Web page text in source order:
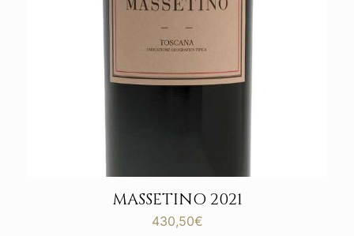
MASSETINO 2021
430,50€